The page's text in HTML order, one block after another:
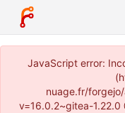
JavaScript error:
nuage.fr/
v=16.0.2~gitea-1.22.0